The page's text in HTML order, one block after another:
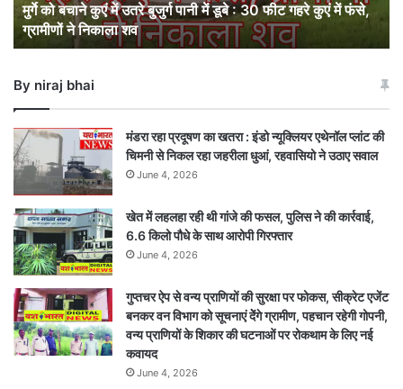
में
डूबे
:
फीट
गहरे
में
फंसे,
ग्रामीणों
ने
निकाला
शव
मुर्गे को बचाने कुएं में उतरे बुजुर्ग पानी में डूबे : 30 फीट गहरे कुएं में फंसे,
ग्रामीणों ने निकाला शव
By niraj bhai
मंडरा रहा प्रदूषण का खतरा : इंडो न्यूक्लियर एथेनॉल प्लांट की
चिमनी से निकल रहा जहरीला धुआं, रहवासियो ने उठाए सवाल
June 4, 2026
खेत में लहलहा रही थी गांजे की फसल, पुलिस ने की कार्रवाई,
6.6 किलो पौधे के साथ आरोपी गिरफ्तार
June 4, 2026
गुप्तचर ऐप से वन्य प्राणियों की सुरक्षा पर फोकस, सीक्रेट एजेंट
बनकर वन विभाग को सूचनाएं देेंगे ग्रामीण, पहचान रहेगी गोपनी,
वन्य प्राणियों के शिकार की घटनाओं पर रोकथाम के लिए नई
कवायद
June 4, 2026